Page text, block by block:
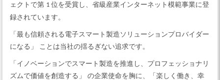
ェクトで第 1 位を受賞し、省級産業インターネット模範事業に登
録されています。
「最も信頼される電子スマート製造ソリューションプロバイダー
になる」
ことは当社の揺るぎない追求です。
「イノベーションでスマート製造を推進し、プロフェッショナリ
ズムで価値を創造する」
の企業使命を胸に、「楽しく働き、幸